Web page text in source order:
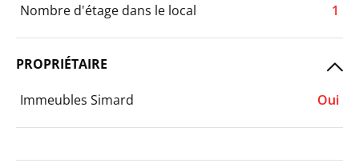
Nombre d'étage dans le local
1
PROPRIÉTAIRE
Immeubles Simard Oui